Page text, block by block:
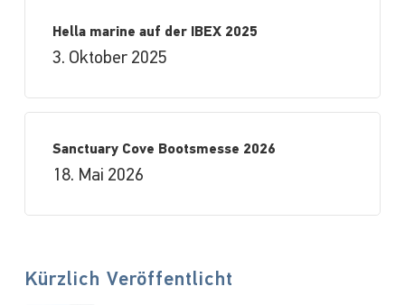
Hella marine auf der IBEX 2025
3. Oktober 2025
Sanctuary Cove Bootsmesse 2026
18. Mai 2026
Kürzlich Veröffentlicht